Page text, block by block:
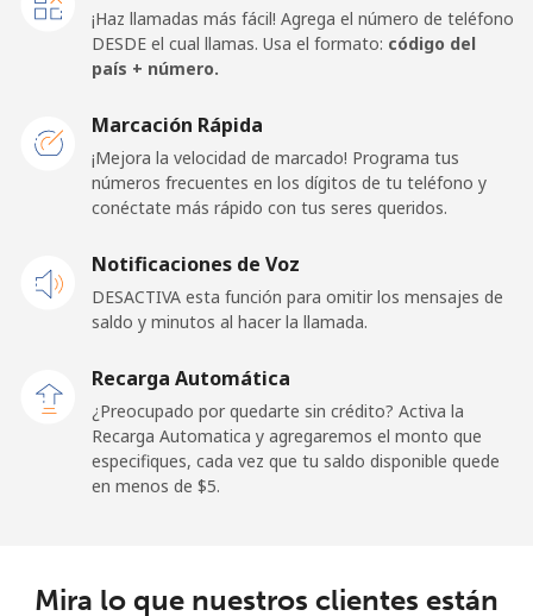
¡Haz llamadas más fácil! Agrega el número de teléfono
DESDE el cual llamas. Usa el formato: código del
país + número.
Marcación Rápida
¡Mejora la velocidad de marcado! Programa tus
números frecuentes en los dígitos de tu teléfono y
conéctate más rápido con tus seres queridos.
Notificaciones de Voz
DESACTIVA esta función para omitir los mensajes de
saldo y minutos al hacer la llamada.
Recarga Automática
¿Preocupado por quedarte sin crédito? Activa la
Recarga Automatica y agregaremos el monto que
especifiques, cada vez que tu saldo disponible quede
en menos de ⁦$5⁩.
Mira lo que nuestros clientes están